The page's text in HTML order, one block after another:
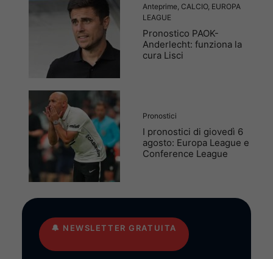
Anteprime CALCIO, EUROPA
LEAGUE
Pronostico PAOK-
Anderlecht: funziona la
cura Lisci
Pronostici
I pronostici di giovedì 6
agosto: Europa League e
Conference League
🔔 NEWSLETTER GRATUITA